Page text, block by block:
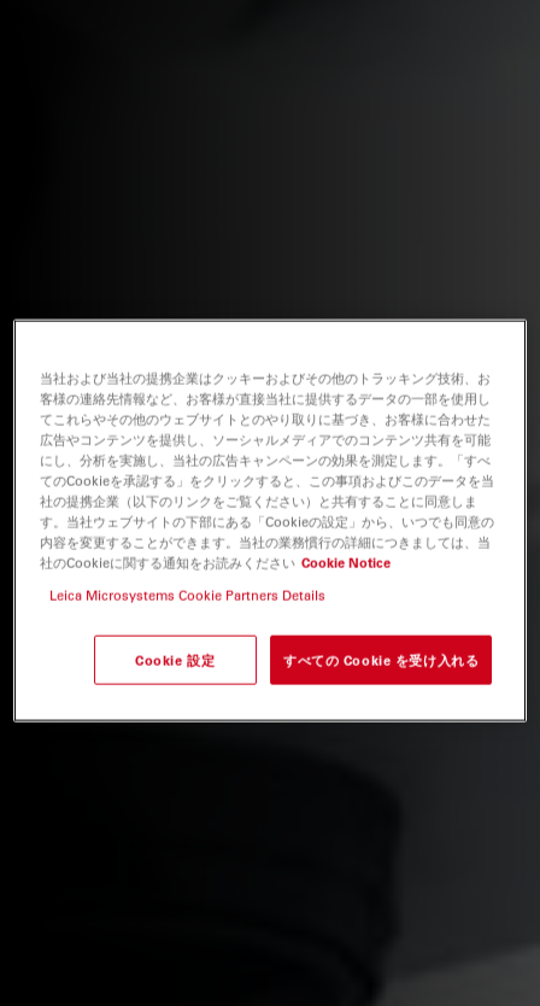
当社および当社の提携企業はクッキーおよびその他のトラッキング技術、お
客様の連絡先情報など、お客様が直接当社に提供するデータの一部を使用し
てこれらやその他のウェブサイトとのやり取りに基づき、お客様に合わせた
広告やコンテンツを提供し、ソーシャルメディアでのコンテンツ共有を可能
にし、分析を実施し、当社の広告キャンペーンの効果を測定します。「すべ
てのCookieを承認する」をクリックすると、この事項およびこのデータを当
社の提携企業（以下のリンクをご覧ください）と共有することに同意しま
す。当社ウェブサイトの下部にある「Cookieの設定」から、いつでも同意の
内容を変更することができます。当社の業務慣行の詳細につきましては、当
社のCookieに関する通知をお読みください Cookie Notice
Leica Microsystems Cookie Partners Details
Cookie 設定 すべての Cookie を受け入れる